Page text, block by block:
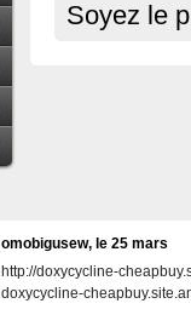
Soyez le
omobigusew, le 25 mars
http://doxycycline-
doxycycline-